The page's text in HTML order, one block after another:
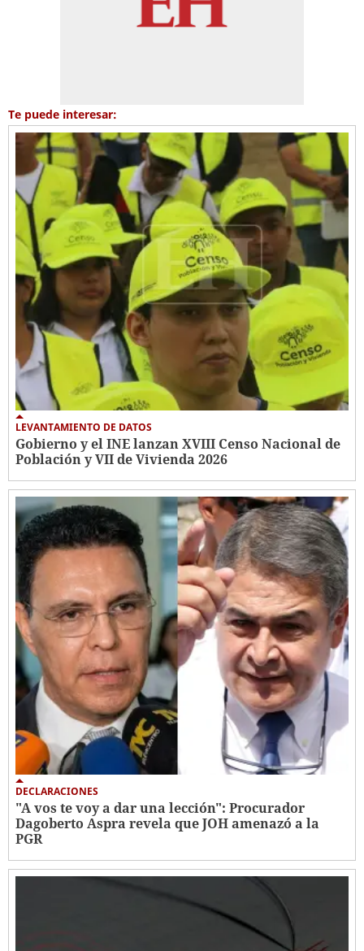
Te puede interesar:
LEVANTAMIENTO DE DATOS
Gobierno y el INE lanzan XVIII Censo Nacional de
Población y VII de Vivienda 2026
DECLARACIONES
"A vos te voy a dar una lección": Procurador
Dagoberto Aspra revela que JOH amenazó a la
PGR